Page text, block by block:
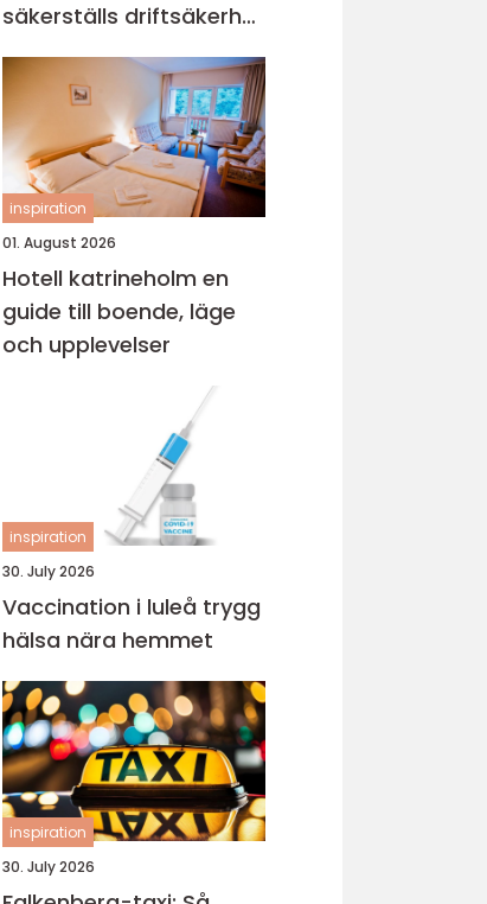
säkerställs driftsäkerhet
och ekonomi
inspiration
01. August 2026
Hotell katrineholm en
guide till boende, läge
och upplevelser
inspiration
30. July 2026
Vaccination i luleå trygg
hälsa nära hemmet
inspiration
30. July 2026